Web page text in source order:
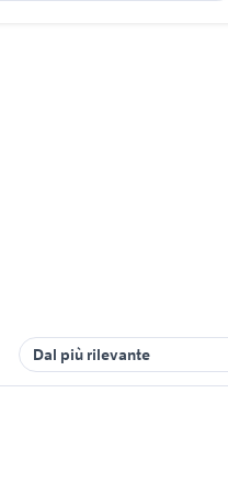
Dal più rilevante